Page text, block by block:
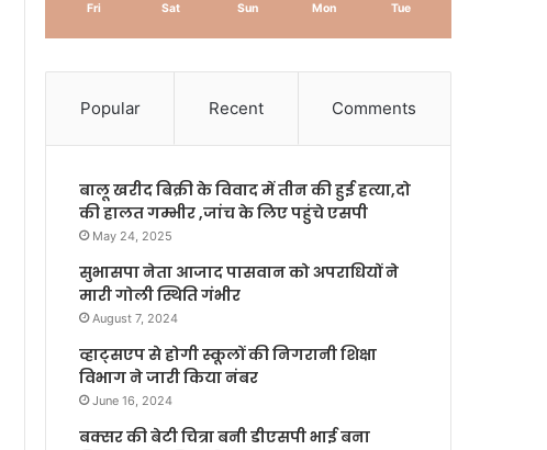
Fri Sat Sun Mon Tue
Popular Recent Comments
बालू खरीद बिक्री के विवाद में तीन की हुई हत्या,दो
की हालत गम्भीर ,जांच के लिए पहुंचे एसपी
May 24, 2025
सुभासपा नेता आजाद पासवान को अपराधियों ने
मारी गोली स्थिति गंभीर
August 7, 2024
व्हाट्सएप से होगी स्कूलों की निगरानी शिक्षा
विभाग ने जारी किया नंबर
June 16, 2024
बक्सर की बेटी चित्रा बनी डीएसपी भाई बना